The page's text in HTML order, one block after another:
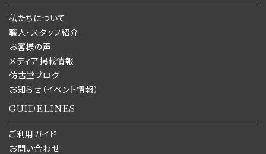
私たちについて
職人・スタッフ紹介
お客様の声
メディア掲載情報
仿古堂ブログ
お知らせ（イベント情報）
GUIDELINES
ご利用ガイド
お問い合わせ